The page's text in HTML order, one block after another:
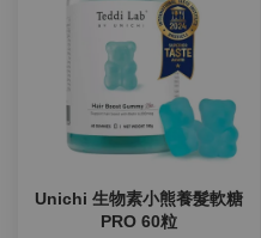
Unichi 生物素小熊養髮軟糖
PRO 60粒